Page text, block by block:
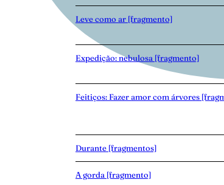
Leve como ar [fragmento]
Expedição: nebulosa [fragmento]
Feitiços: Fazer amor com árvores
Durante [fragmentos]
A gorda [fragmento]